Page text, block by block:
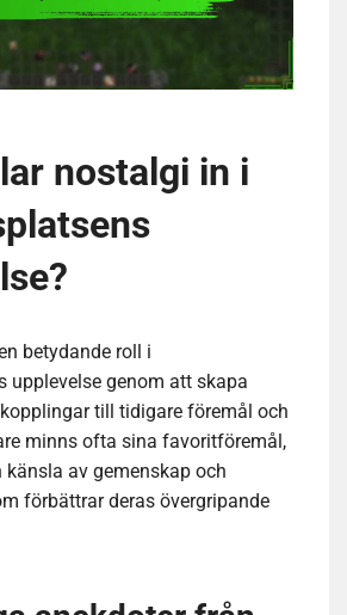
nostalgi in i
betydande roll i
upplevelse genom att skapa
till tidigare föremål och
minns ofta sina favoritföremål,
av gemenskap och
förbättrar deras övergripande